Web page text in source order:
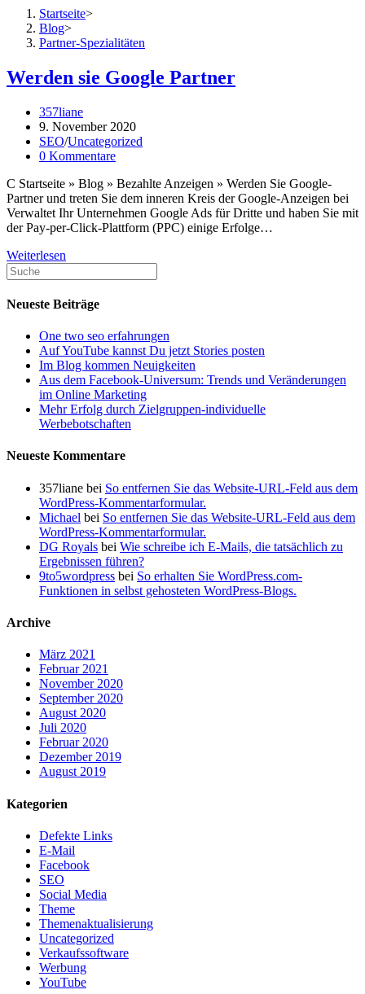
Startseite>
Blog>
Partner-Spezialitäten
Werden sie Google Partner
Beitrags-
Autor:
357liane
Beitrag
veröffentlicht:
9. November 2020
Beitrags-
Kategorie:
SEO/Uncategorized
Beitrags-
0 Kommentare
C Startseite » Blog » Bezahlte Anzeigen » Werden Sie Google-
Partner und treten Sie dem inneren Kreis der Google-Anzeigen bei
Verwaltet Ihr Unternehmen Google Ads für Dritte und haben Sie mit
der Pay-per-Click-Plattform (PPC) einige Erfolge…
Weiterlesen
Google
Partner
Neueste Beiträge
One two seo erfahrungen
Auf YouTube kannst Du jetzt Stories posten
Im Blog kommen Neuigkeiten
Aus dem Facebook-Universum: Trends und Veränderungen
im Online Marketing
Mehr Erfolg durch Zielgruppen-individuelle
Werbebotschaften
Neueste Kommentare
357liane bei So entfernen Sie das Website-URL-Feld aus dem
WordPress-Kommentarformular.
Michael bei So entfernen Sie das Website-URL-Feld aus dem
WordPress-Kommentarformular.
DG Royals bei Wie schreibe ich E-Mails, die tatsächlich zu
Ergebnissen führen?
9to5wordpress bei So erhalten Sie WordPress.com-
Funktionen in selbst gehosteten WordPress-Blogs.
Archive
März 2021
Februar 2021
November 2020
September 2020
August 2020
Juli 2020
Februar 2020
Dezember 2019
August 2019
Kategorien
Defekte Links
E-Mail
Facebook
SEO
Social Media
Theme
Themenaktualisierung
Uncategorized
Verkaufssoftware
Werbung
YouTube